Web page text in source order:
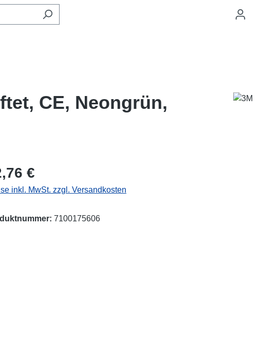
CE, Neongrün,
Preis:
€
inkl. MwSt. zzgl. Versandkosten
7100175606